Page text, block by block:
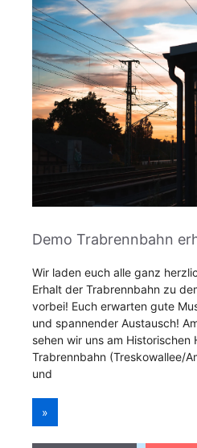
Demo Trabrennbahn
Wir laden euch alle ganz
Erhalt der Trabrennbahn zu
vorbei! Euch erwarten gute
und spannender Austausch!
sehen wir uns am
Trabrennbahn (Treskowallee/
und
»